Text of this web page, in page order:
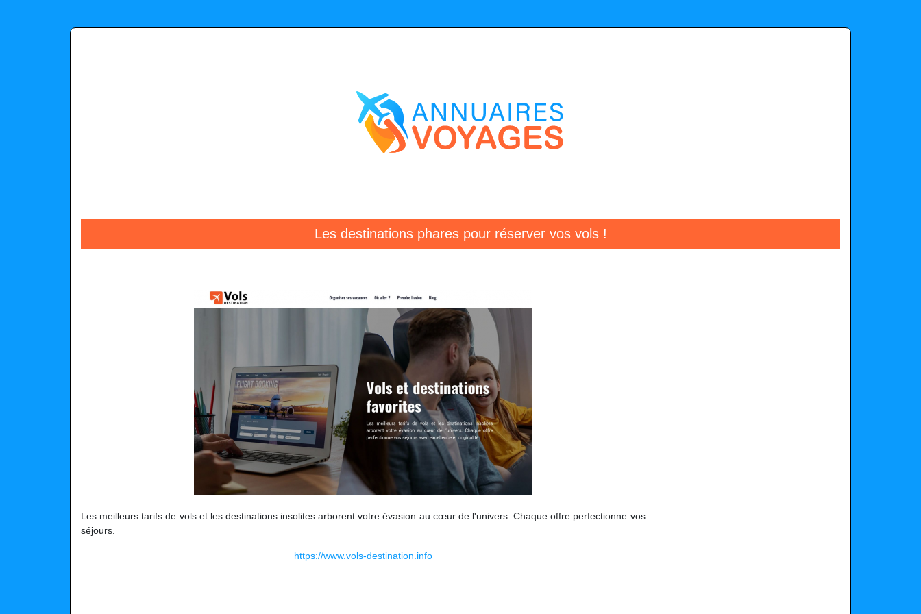
Les destinations phares pour réserver vos vols !
Les meilleurs tarifs de vols et les destinations insolites arborent votre évasion au cœur de l'univers. Chaque offre perfectionne vos
séjours.
https://www.vols-destination.info